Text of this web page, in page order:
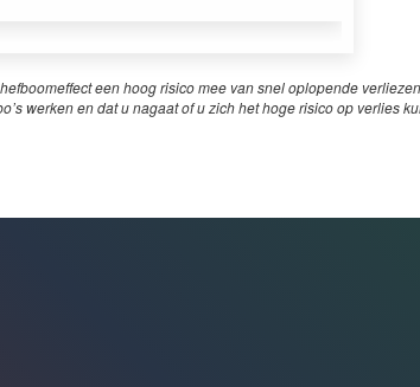
een hoog risico mee van snel oplopende
werken en dat u nagaat of u zich het hoge risico op verlies